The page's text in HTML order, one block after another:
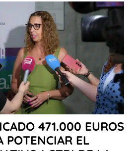
471.000 EUROS
POTENCIAR EL